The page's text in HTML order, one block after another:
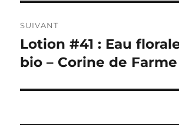
SUIVANT
Publication
suivante :
Lotion #41 : Eau
bio – Corine de Farme